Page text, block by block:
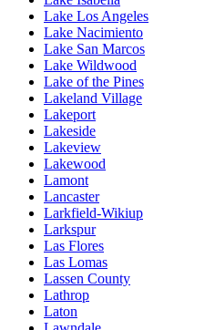
Lake Los Angeles
Lake Nacimiento
Lake San Marcos
Lake Wildwood
Lake of the Pines
Lakeland Village
Lakeport
Lakeside
Lakeview
Lakewood
Lamont
Lancaster
Larkfield-Wikiup
Larkspur
Las Flores
Las Lomas
Lassen County
Lathrop
Laton